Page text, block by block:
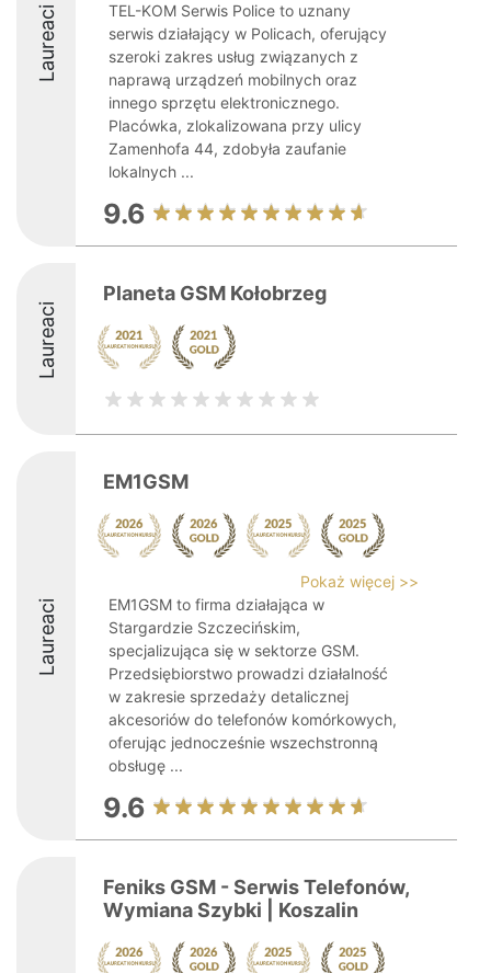
Laureaci
TEL-KOM Serwis Police to uznany
serwis działający w Policach, oferujący
szeroki zakres usług związanych z
naprawą urządzeń mobilnych oraz
innego sprzętu elektronicznego.
Placówka, zlokalizowana przy ulicy
Zamenhofa 44, zdobyła zaufanie
lokalnych ...
9.6
Laureaci
Planeta GSM Kołobrzeg
Laureaci
EM1GSM
Pokaż więcej >>
EM1GSM to firma działająca w
Stargardzie Szczecińskim,
specjalizująca się w sektorze GSM.
Przedsiębiorstwo prowadzi działalność
w zakresie sprzedaży detalicznej
akcesoriów do telefonów komórkowych,
oferując jednocześnie wszechstronną
obsługę ...
9.6
Feniks GSM - Serwis Telefonów,
Wymiana Szybki | Koszalin